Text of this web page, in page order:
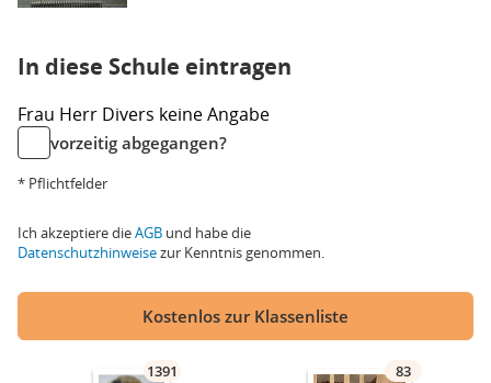
In diese Schule eintragen
Frau Herr Divers keine Angabe
vorzeitig abgegangen?
* Pflichtfelder
Ich akzeptiere dieAGB und habe die
Datenschutzhinweisezur Kenntnis genommen.
Kostenlos zur Klassenliste
1391 83